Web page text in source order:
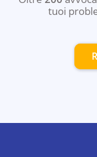
tuoi